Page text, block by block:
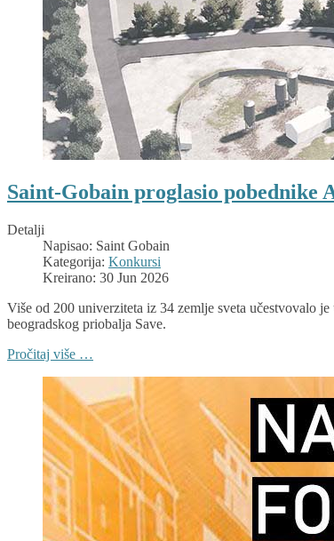
Saint-Gobain proglasio pobednike
Detalji
Napisao: Saint Gobain
Kategorija: Konkursi
Kreirano: 30 Jun 2026
Više od 200 univerziteta iz 34 zemlje sveta učestvovalo
beogradskog priobalja Save.
Pročitaj više …